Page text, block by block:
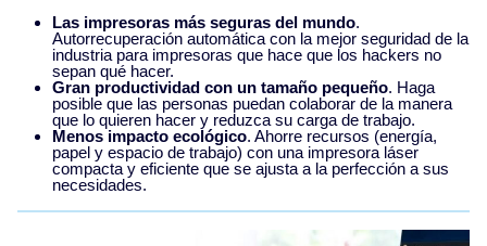
Las impresoras más seguras del mundo.
Autorrecuperación automática con la mejor seguridad de la
industria para impresoras que hace que los hackers no
sepan qué hacer.
Gran productividad con un tamaño pequeño. Haga
posible que las personas puedan colaborar de la manera
que lo quieren hacer y reduzca su carga de trabajo.
Menos impacto ecológico. Ahorre recursos (energía,
papel y espacio de trabajo) con una impresora láser
compacta y eficiente que se ajusta a la perfección a sus
necesidades.